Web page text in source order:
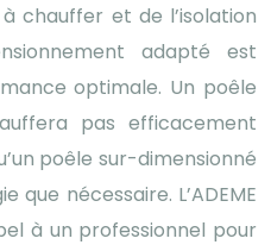
chauffer et de l’isolation
adapté est
optimale. Un poêle
pas efficacement
poêle sur-dimensionné
que nécessaire. L’ADEME
à un professionnel pour